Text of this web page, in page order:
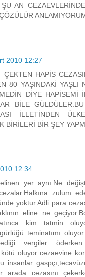
ŞU AN
2010 12:27
ÇEKTEN HAPİS
80 YAŞINDAKİ YAŞLI
DİYE HAPİSEMİ
BİLE
İLLETİNDEN
BİRİLERİ BİR ŞEY
12:34
yer aynı.Ne
cezalar.Halkına zulum
yoktur.Adli para
eline ne
kim tatmin
teminatımı
vergiler
kötü oluyor cezaevine
insanlar
arada cezasını